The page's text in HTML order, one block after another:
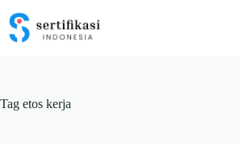
content
Tag etos kerja